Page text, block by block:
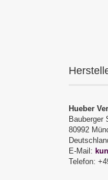
Hueber
Bauberger
80992
E-Mail:
Telefon: